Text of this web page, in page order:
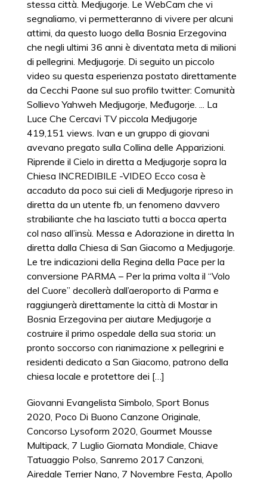
Giovanni Evangelista Simbolo, Sport Bonus
2020, Poco Di Buono Canzone Originale,
Concorso Lysoform 2020, Gourmet Mousse
Multipack, 7 Luglio Giornata Mondiale, Chiave
Tatuaggio Polso, Sanremo 2017 Canzoni,
Airedale Terrier Nano, 7 Novembre Festa, Apollo